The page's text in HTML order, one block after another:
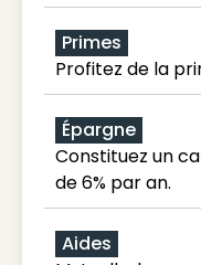
Primes
Profitez de la
Épargne
Constituez un
de 6% par an.
Aides